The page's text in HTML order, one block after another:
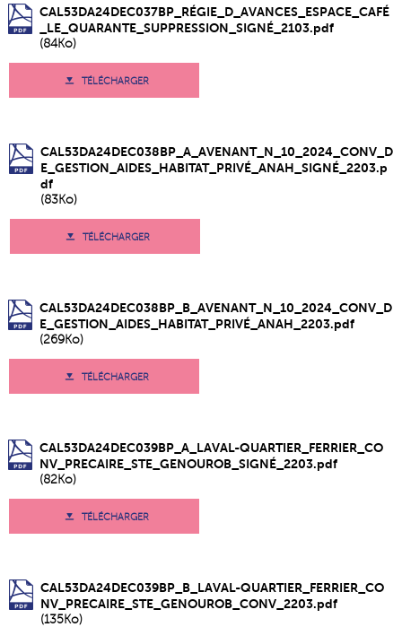
CAL53DA24DEC037BP_RÉGIE_D_AVANCES_ESPACE_CAFÉ
_LE_QUARANTE_SUPPRESSION_SIGNÉ_2103.pdf
(84Ko)
TÉLÉCHARGER
CAL53DA24DEC038BP_A_AVENANT_N_10_2024_CONV_D
E_GESTION_AIDES_HABITAT_PRIVÉ_ANAH_SIGNÉ_2203.p
df
(83Ko)
TÉLÉCHARGER
CAL53DA24DEC038BP_B_AVENANT_N_10_2024_CONV_D
E_GESTION_AIDES_HABITAT_PRIVÉ_ANAH_2203.pdf
(269Ko)
TÉLÉCHARGER
CAL53DA24DEC039BP_A_LAVAL-QUARTIER_FERRIER_CO
NV_PRECAIRE_STE_GENOUROB_SIGNÉ_2203.pdf
(82Ko)
TÉLÉCHARGER
CAL53DA24DEC039BP_B_LAVAL-QUARTIER_FERRIER_CO
NV_PRECAIRE_STE_GENOUROB_CONV_2203.pdf
(135Ko)